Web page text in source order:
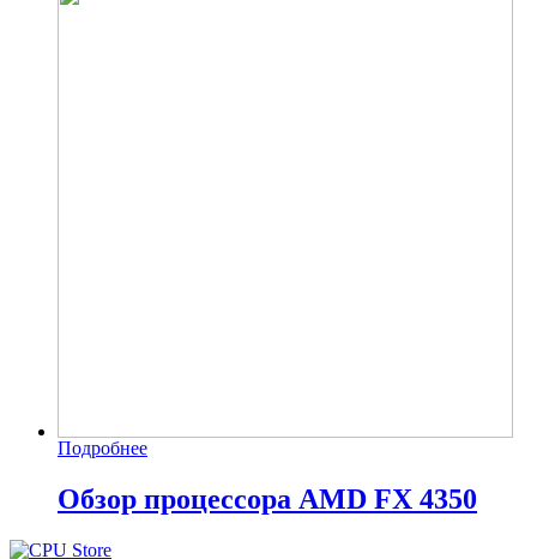
Подробнее
Обзор процессора AMD FX 4350